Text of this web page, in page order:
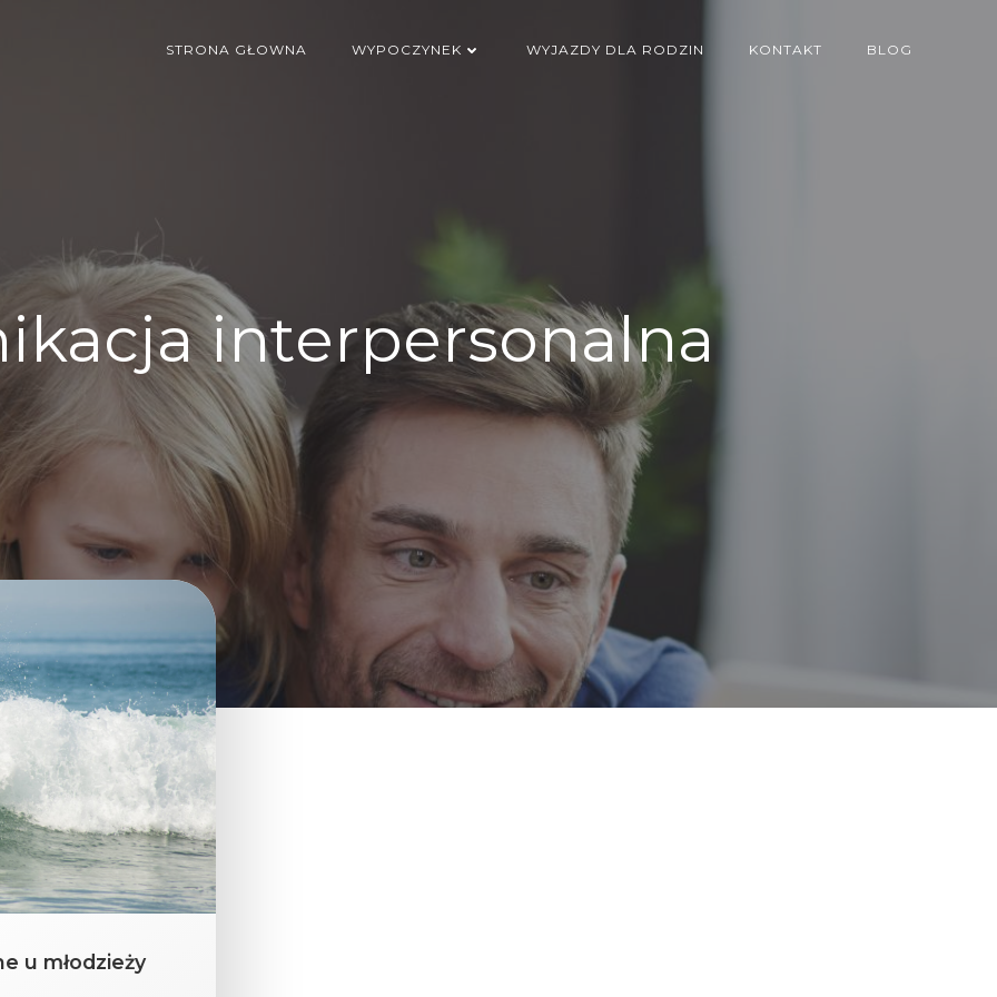
STRONA GŁOWNA WYPOCZYNEK WYJAZDY DLA RODZIN KONTAKT BLOG
interpersonalna
u młodzieży